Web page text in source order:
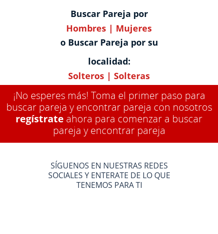
Buscar Pareja por
Hombres | Mujeres
o Buscar Pareja por su
localidad:
Solteros | Solteras
¡No esperes más! Toma el primer paso para
buscar pareja y encontrar pareja con nosotros
regístrate ahora para comenzar a buscar
pareja y encontrar pareja
SÍGUENOS EN NUESTRAS REDES
SOCIALES Y ENTERATE DE LO QUE
TENEMOS PARA TI